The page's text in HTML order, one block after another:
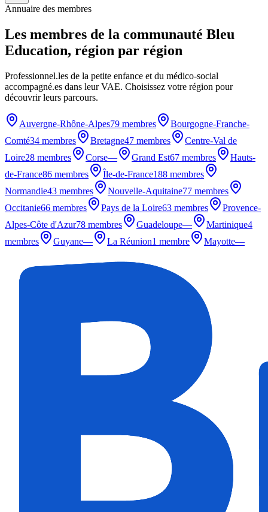
Annuaire des membres
Les membres de la communauté Bleu
Education, région par région
Professionnel.les de la petite enfance et du médico-social
accompagné.es dans leur VAE. Choisissez votre région pour
découvrir leurs parcours.
Auvergne-Rhône-Alpes79 membres
Bourgogne-Franche-
Comté34 membres Bretagne47 membres
Centre-Val de
Loire28 membres Corse— Grand Est67 membres
Hauts-
de-France86 membres Île-de-France188 membres
Normandie43 membres Nouvelle-Aquitaine77 membres
Occitanie66 membres Pays de la Loire63 membres
Provence-
Alpes-Côte d'Azur78 membres Guadeloupe— Martinique4
membres
Guyane— La Réunion1 membre Mayotte—